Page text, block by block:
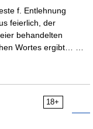
f. Entlehnung
feierlich, der
behandelten
Wortes ergibt… …
18+